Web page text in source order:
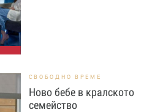
СВОБОДНО ВРЕМЕ
Ново бебе в кралското
семейство